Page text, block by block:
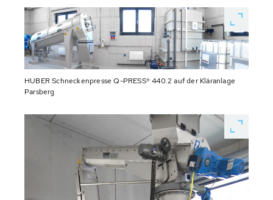
HUBER Schneckenpresse Q-PRESS® 440.2 auf der Kläranlage
Parsberg